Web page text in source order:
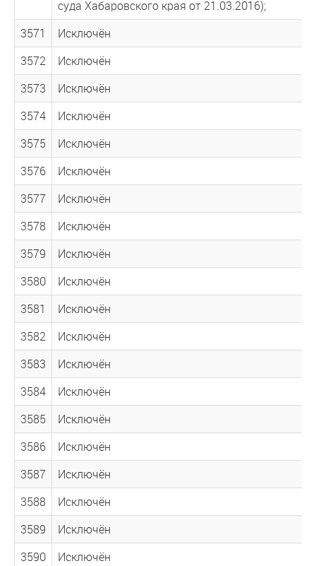
суда Хабаровского края от 21.03.2016);
3571
Исключён
3572
Исключён
3573
Исключён
3574
Исключён
3575
Исключён
3576
Исключён
3577
Исключён
3578
Исключён
3579
Исключён
3580
Исключён
3581
Исключён
3582
Исключён
3583
Исключён
3584
Исключён
3585
Исключён
3586
Исключён
3587
Исключён
3588
Исключён
3589
Исключён
3590
Исключён